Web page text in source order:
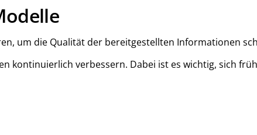
um die Qualität der bereitgestellten Informationen
kontinuierlich verbessern. Dabei ist es wichtig,